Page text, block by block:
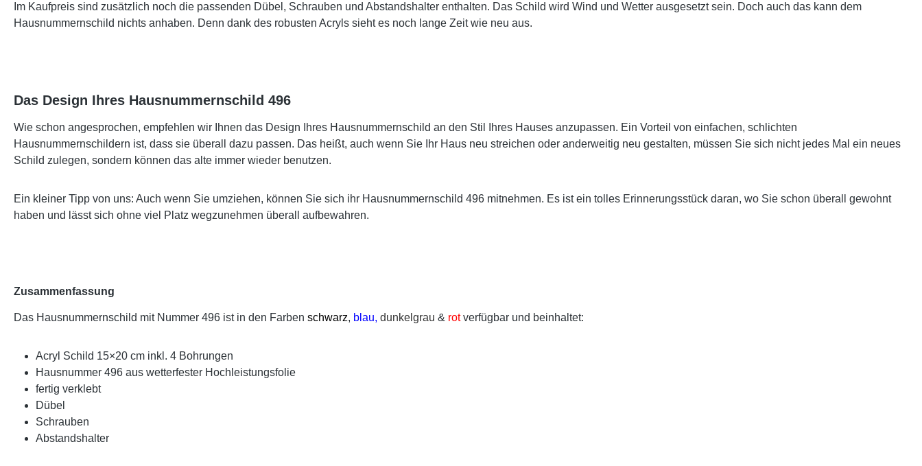
Im Kaufpreis sind zusätzlich noch die passenden Dübel, Schrauben und Abstandshalter enthalten. Das Schild wird Wind und Wetter ausgesetzt sein. Doch auch das kann dem
Hausnummernschild nichts anhaben. Denn dank des robusten Acryls sieht es noch lange Zeit wie neu aus.
Das Design Ihres Hausnummernschild 496
Wie schon angesprochen, empfehlen wir Ihnen das Design Ihres Hausnummernschild an den Stil Ihres Hauses anzupassen. Ein Vorteil von einfachen, schlichten
Hausnummernschildern ist, dass sie überall dazu passen. Das heißt, auch wenn Sie Ihr Haus neu streichen oder anderweitig neu gestalten, müssen Sie sich nicht jedes Mal ein neues
Schild zulegen, sondern können das alte immer wieder benutzen.
Ein kleiner Tipp von uns: Auch wenn Sie umziehen, können Sie sich ihr Hausnummernschild 496 mitnehmen. Es ist ein tolles Erinnerungsstück daran, wo Sie schon überall gewohnt
haben und lässt sich ohne viel Platz wegzunehmen überall aufbewahren.
Zusammenfassung
Das Hausnummernschild mit Nummer 496 ist in den Farben schwarz, blau, dunkelgrau & rotverfügbar und beinhaltet:
Acryl Schild 15×20 cm inkl. 4 Bohrungen
Hausnummer 496 aus wetterfester Hochleistungsfolie
fertig verklebt
Dübel
Schrauben
Abstandshalter